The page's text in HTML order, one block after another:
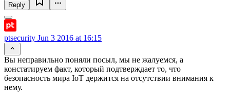
Reply
ptsecurity Jun 3 2016 at 16:15
Вы неправильно поняли посыл, мы не жалуемся, а
констатируем факт, который подтверждает то, что
безопасность мира IoT держится на отсутствии внимания к
нему.